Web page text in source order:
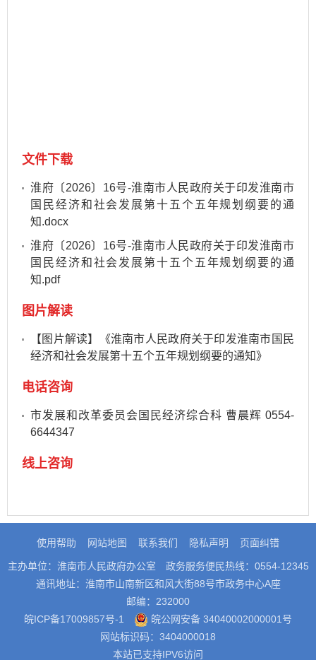
文件下载
淮府〔2026〕16号-淮南市人民政府关于印发淮南市
国民经济和社会发展第十五个五年规划纲要的通
知.docx
淮府〔2026〕16号-淮南市人民政府关于印发淮南市
国民经济和社会发展第十五个五年规划纲要的通
知.pdf
图片解读
【图片解读】《淮南市人民政府关于印发淮南市国民
经济和社会发展第十五个五年规划纲要的通知》
电话咨询
市发展和改革委员会国民经济综合科 曹晨辉 0554-
6644347
线上咨询
使用帮助 网站地图 联系我们 隐私声明 页面纠错
主办单位：淮南市人民政府办公室
政务服务便民热线：0554-12345
通讯地址：淮南市山南新区和风大街88号市政务中心A座
邮编：232000
皖ICP备17009857号-1
皖公网安备 34040002000001号
网站标识码：3404000018
本站已支持IPV6访问